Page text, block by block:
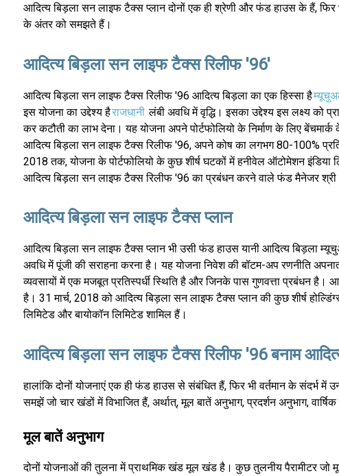
आदित्य बिड़ला सन लाइफ टैक्स प्लान दोनों एक ही श्रेणी और फंड हाउस के हैं,
के अंतर को समझते हैं।
आदित्य बिड़ला सन लाइफ टैक्स रिलीफ '96'
आदित्य बिड़ला सन लाइफ टैक्स रिलीफ '96 आदित्य बिड़ला का एक हिस्सा है
इस योजना का उद्देश्य हैराजधानी लंबी अवधि में वृद्धि। इसका उद्देश्य इस लक्ष्य को
कर कटौती का लाभ देना। यह योजना अपने पोर्टफोलियो के निर्माण के लिए
आदित्य बिड़ला सन लाइफ टैक्स रिलीफ '96, अपने कोष का लगभग 80-100%
2018 तक, योजना के पोर्टफोलियो के कुछ शीर्ष घटकों में हनीवेल ऑटोमेशन
आदित्य बिड़ला सन लाइफ टैक्स रिलीफ '96 का प्रबंधन करने वाले फंड मैनेजर श्री
आदित्य बिड़ला सन लाइफ टैक्स प्लान
आदित्य बिड़ला सन लाइफ टैक्स प्लान भी उसी फंड हाउस यानी आदित्य बिड़ला
अवधि में पूंजी की सराहना करना है। यह योजना निवेश की बॉटम-अप रणनीति
व्यवसायों में एक मजबूत प्रतिस्पर्धी स्थिति है और जिनके पास गुणवत्ता प्रबंधन है।
है। 31 मार्च, 2018 को आदित्य बिड़ला सन लाइफ टैक्स प्लान की कुछ शीर्ष
लिमिटेड और बायोकॉन लिमिटेड शामिल हैं।
आदित्य बिड़ला सन लाइफ टैक्स रिलीफ '96 बनाम
हालांकि दोनों योजनाएं एक ही फंड हाउस से संबंधित हैं, फिर भी वर्तमान के संदर्भ में
समझें जो चार खंडों में विभाजित हैं, अर्थात्, मूल बातें अनुभाग, प्रदर्शन अनुभाग,
मूल बातें अनुभाग
दोनों योजनाओं की तुलना में प्राथमिक खंड मूल खंड है। कुछ तुलनीय पैरामीटर जो